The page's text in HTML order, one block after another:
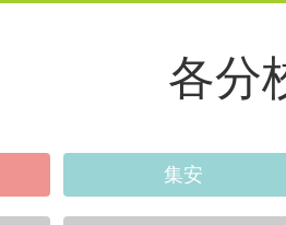
各分
集安